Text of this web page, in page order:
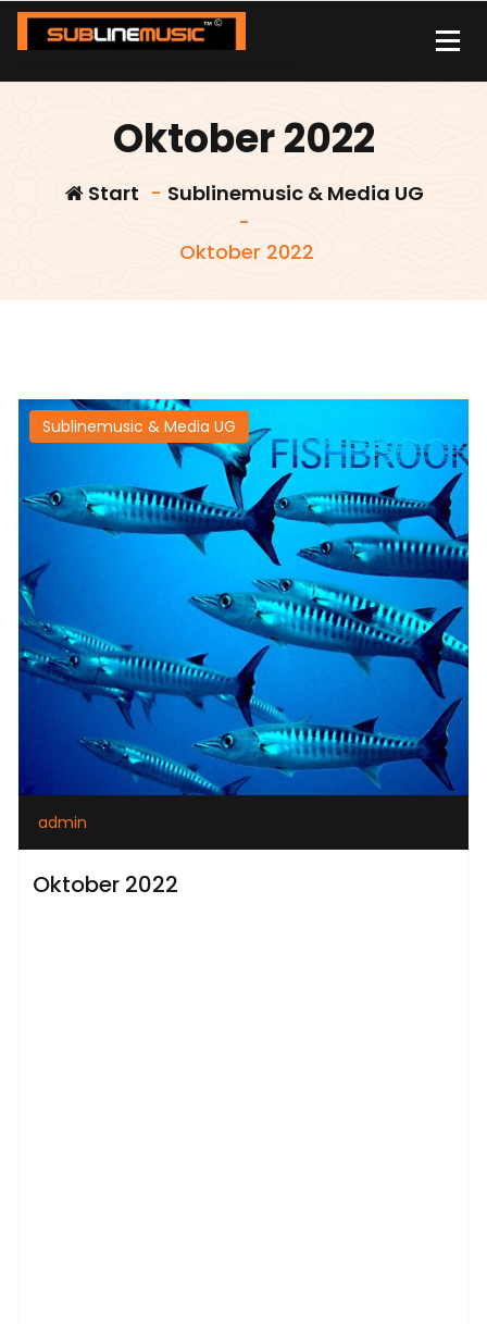
Zum
Inhalt
Oktober 2022
Start - Sublinemusic & Media UG
-
Oktober 2022
Sublinemusic & Media UG
admin
Oktober 2022